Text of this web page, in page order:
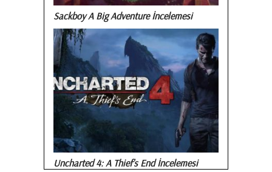
Sackboy A Big Adventure İncelemesi
Uncharted 4: A Thief’s End İncelemesi